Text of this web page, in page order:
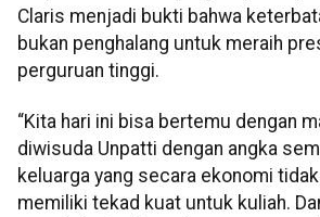
Claris menjadi bukti bahwa
bukan penghalang untuk meraih
perguruan tinggi.
“Kita hari ini bisa bertemu dengan
diwisuda Unpatti dengan angka
keluarga yang secara ekonomi
memiliki tekad kuat untuk kuliah.